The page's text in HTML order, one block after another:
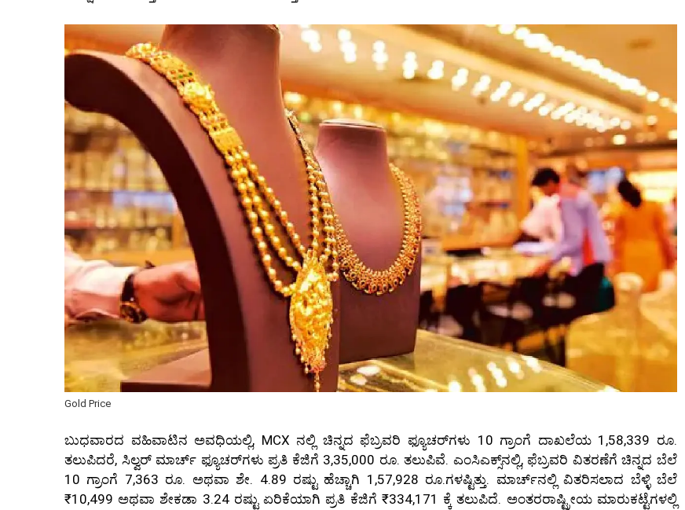
Gold Price
ಬುಧವಾರದ ವಹಿವಾಟಿನ ಅವಧಿಯಲ್ಲಿ, MCX ನಲ್ಲಿ ಚಿನ್ನದ ಫೆಬ್ರವರಿ ಫ್ಯೂಚರ್‌ಗಳು 10 ಗ್ರಾಂಗೆ ದಾಖಲೆಯ 1,58,339 ರೂ.
ತಲುಪಿದರೆ, ಸಿಲ್ವರ್ ಮಾರ್ಚ್ ಫ್ಯೂಚರ್‌ಗಳು ಪ್ರತಿ ಕೆಜಿಗೆ 3,35,000 ರೂ. ತಲುಪಿವೆ. ಎಂಸಿಎಕ್ಸ್‌ನಲ್ಲಿ, ಫೆಬ್ರವರಿ ವಿತರಣೆಗೆ ಚಿನ್ನದ ಬೆಲೆ
10 ಗ್ರಾಂಗೆ 7,363 ರೂ. ಅಥವಾ ಶೇ. 4.89 ರಷ್ಟು ಹೆಚ್ಚಾಗಿ 1,57,928 ರೂ.ಗಳಷ್ಟಿತ್ತು. ಮಾರ್ಚ್‌ನಲ್ಲಿ ವಿತರಿಸಲಾದ ಬೆಳ್ಳಿ ಬೆಲೆ
₹10,499 ಅಥವಾ ಶೇಕಡಾ 3.24 ರಷ್ಟು ಏರಿಕೆಯಾಗಿ ಪ್ರತಿ ಕೆಜಿಗೆ ₹334,171 ಕ್ಕೆ ತಲುಪಿದೆ. ಅಂತರರಾಷ್ಟ್ರೀಯ ಮಾರುಕಟ್ಟೆಗಳಲ್ಲಿ